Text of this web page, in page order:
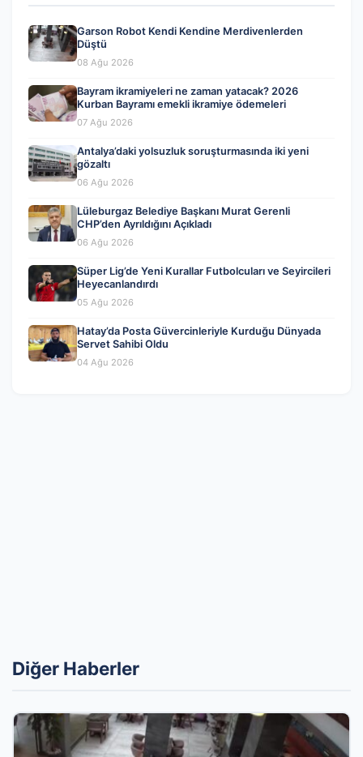
Garson Robot Kendi Kendine Merdivenlerden
Düştü
08 Ağu 2026
Bayram ikramiyeleri ne zaman yatacak? 2026
Kurban Bayramı emekli ikramiye ödemeleri
07 Ağu 2026
Antalya’daki yolsuzluk soruşturmasında iki yeni
gözaltı
06 Ağu 2026
Lüleburgaz Belediye Başkanı Murat Gerenli
CHP’den Ayrıldığını Açıkladı
06 Ağu 2026
Süper Lig’de Yeni Kurallar Futbolcuları ve Seyircileri
Heyecanlandırdı
05 Ağu 2026
Hatay’da Posta Güvercinleriyle Kurduğu Dünyada
Servet Sahibi Oldu
04 Ağu 2026
Diğer Haberler